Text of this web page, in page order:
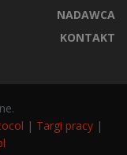
NADAWCA
KONTAKT
| Targi pracy |